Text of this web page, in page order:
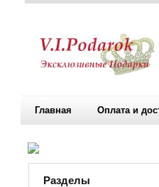
Главная Оплата и
Разделы